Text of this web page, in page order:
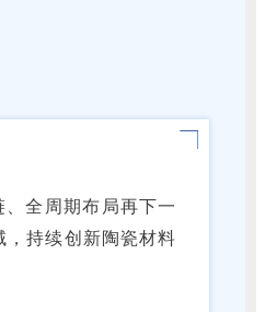
全周期布局再下一
持续创新陶瓷材料